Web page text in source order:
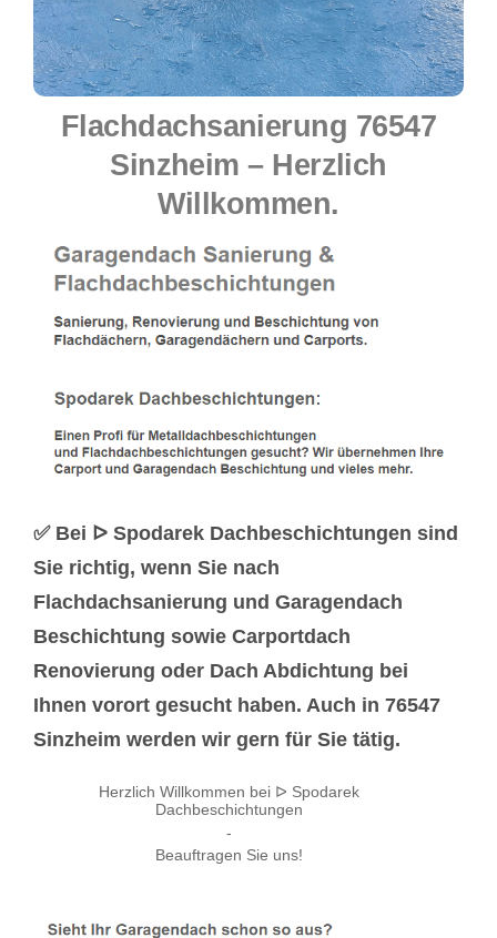
Flachdachsanierung 76547
Sinzheim – Herzlich
Willkommen.
✅ Bei ᐅ Spodarek Dachbeschichtungen sind
Sie richtig, wenn Sie nach
Flachdachsanierung und Garagendach
Beschichtung sowie Carportdach
Renovierung oder Dach Abdichtung bei
Ihnen vorort gesucht haben. Auch in 76547
Sinzheim werden wir gern für Sie tätig.
Herzlich Willkommen bei ᐅ Spodarek
Dachbeschichtungen
-
Beauftragen Sie uns!